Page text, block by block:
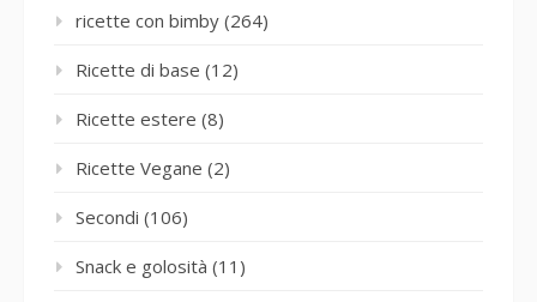
ricette con bimby (264)
Ricette di base (12)
Ricette estere (8)
Ricette Vegane (2)
Secondi (106)
Snack e golosità (11)